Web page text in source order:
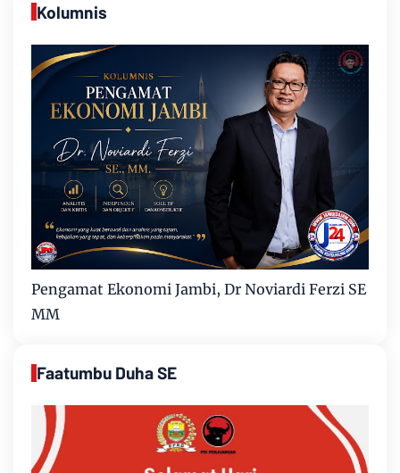
Kolumnis
Pengamat Ekonomi Jambi, Dr Noviardi Ferzi SE
MM
Faatumbu Duha SE